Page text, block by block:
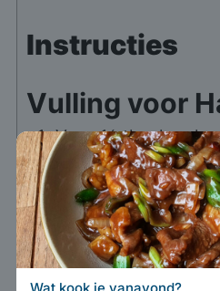
Instructies
Vulling voor
Voeg ½ theelepel
garnalen, meng
5 minuten staan.
100 g gepelde
1/2 theelepel zout
Wat kook je vanavond?